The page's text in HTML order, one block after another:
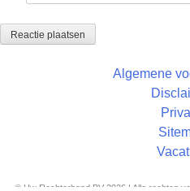
Algemene
© Uw Rechterhand BV 2026 | Alle rechten